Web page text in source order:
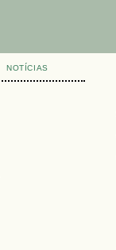
NOTÍCIAS